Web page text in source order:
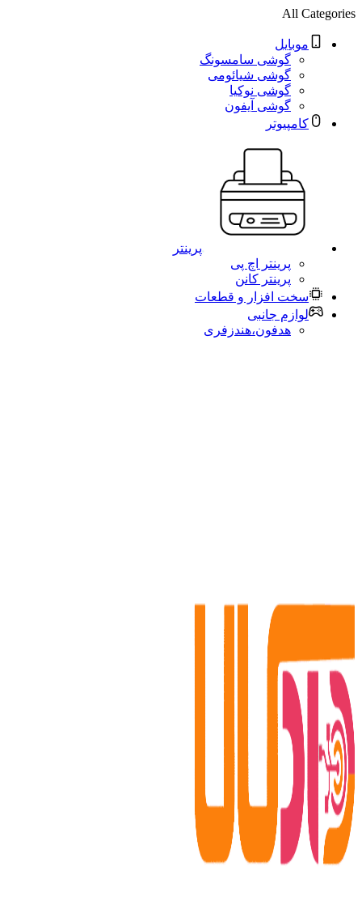
All Categories
موبایل
گوشی سامسونگ
گوشی شیائومی
گوشی نوکیا
گوشی آیفون
کامپیوتر
پرینتر
پرینتر اچ پی
پرینتر کانن
سخت افزار و قطعات
لوازم جانبی
هدفون،هندزفری